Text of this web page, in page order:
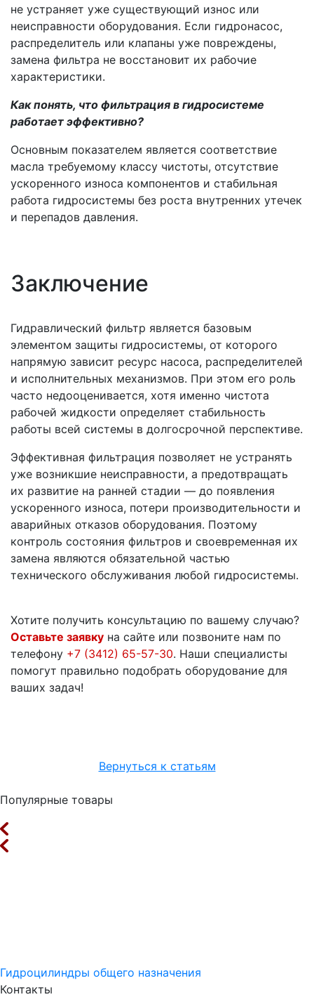
не устраняет уже существующий износ или
неисправности оборудования. Если гидронасос,
распределитель или клапаны уже повреждены,
замена фильтра не восстановит их рабочие
характеристики.
Как понять, что фильтрация в гидросистеме
работает эффективно?
Основным показателем является соответствие
масла требуемому классу чистоты, отсутствие
ускоренного износа компонентов и стабильная
работа гидросистемы без роста внутренних утечек
и перепадов давления.
Заключение
Гидравлический фильтр является базовым
элементом защиты гидросистемы, от которого
напрямую зависит ресурс насоса, распределителей
и исполнительных механизмов. При этом его роль
часто недооценивается, хотя именно чистота
рабочей жидкости определяет стабильность
работы всей системы в долгосрочной перспективе.
Эффективная фильтрация позволяет не устранять
уже возникшие неисправности, а предотвращать
их развитие на ранней стадии — до появления
ускоренного износа, потери производительности и
аварийных отказов оборудования. Поэтому
контроль состояния фильтров и своевременная их
замена являются обязательной частью
технического обслуживания любой гидросистемы.
Хотите получить консультацию по вашему случаю?
Оставьте заявку на сайте или позвоните нам по
телефону +7 (3412) 65-57-30. Наши специалисты
помогут правильно подобрать оборудование для
ваших задач!
Вернуться к статьям
Популярные товары
Гидроцилиндры общего назначения
Контакты